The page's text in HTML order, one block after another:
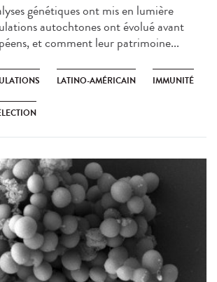
génétiques ont mis en lumière
autochtones ont évolué avant
et comment leur patrimoine...
LATINO-AMÉRICAIN IMMUNITÉ